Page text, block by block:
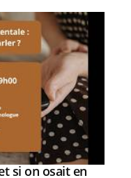
si on osait en